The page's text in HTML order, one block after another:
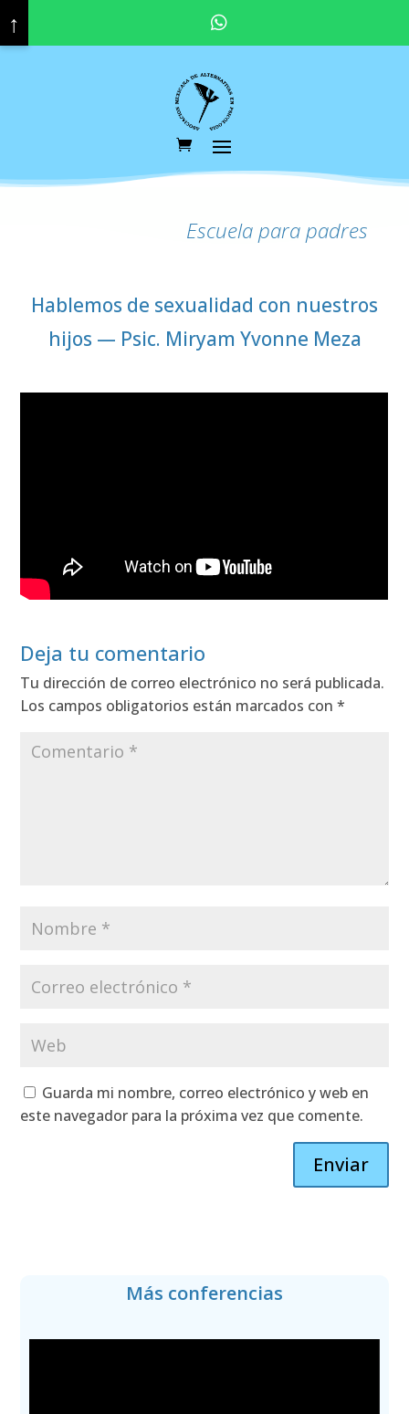
Escuela para padres
Hablemos de sexualidad con nuestros
hijos — Psic. Miryam Yvonne Meza
Deja tu comentario
Tu dirección de correo electrónico no será publicada.
Los campos obligatorios están marcados con*
Guarda mi nombre, correo electrónico y web en
este navegador para la próxima vez que comente.
Enviar
Más conferencias
↑